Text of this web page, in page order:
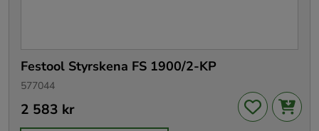
Festool Styrskena FS 1900/2-KP
577044
Pris:2 583 kr
2 583 kr